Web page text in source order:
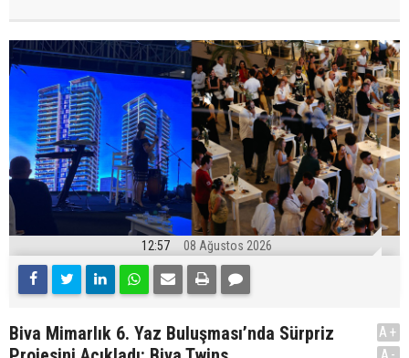
12:57 08 Ağustos 2026
Biva Mimarlık 6. Yaz Buluşması’nda Sürpriz
A+
A-